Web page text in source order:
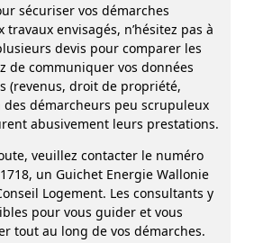
sécuriser vos démarches
travaux envisagés, n’hésitez pas à
devis pour comparer les
de communiquer vos données
(revenus, droit de propriété,
démarcheurs peu scrupuleux
abusivement leurs prestations.
veuillez contacter le numéro
un Guichet Energie Wallonie
Logement. Les consultants y
pour vous guider et vous
tout au long de vos démarches.